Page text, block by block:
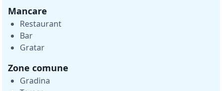
Mancare
Restaurant
Bar
Gratar
Zone comune
Gradina